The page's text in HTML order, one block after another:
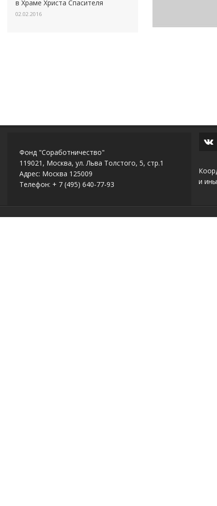
в Храме Христа Спасителя
02.02.2016
Фонд "Соработничество"
119021, Москва, ул. Льва Толстого, 5, стр.1
Адрес: Москва 125009
Телефон: + 7 (495) 640-77-93
и